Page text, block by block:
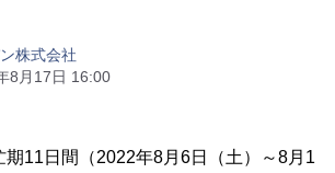
株式会社
8月17日 16:00
期11日間（2022年8月6日（土）～8月1